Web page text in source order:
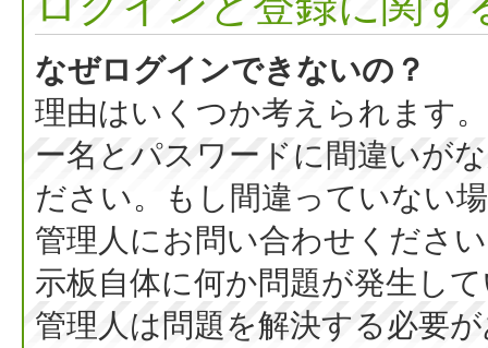
なぜログインできないの？
理由はいくつか考えられます
ー名とパスワードに間違いが
ださい。もし間違っていない
管理人にお問い合わせくださ
示板自体に何か問題が発生し
管理人は問題を解決する必要